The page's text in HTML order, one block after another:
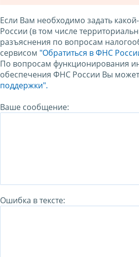
Если Вам необходимо задать
России (в том числе
разъяснения по вопросам
сервисом "Обратиться в ФНС
По вопросам функционирования
обеспечения ФНС России Вы
поддержки".
Ваше сообщение:
Ошибка в тексте: